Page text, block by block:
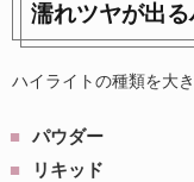
濡れツヤが出る
ハイライトの種類を大
パウダー
リキッド